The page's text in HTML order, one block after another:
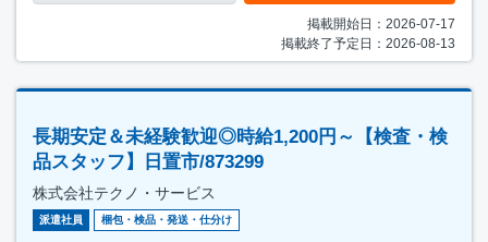
掲載開始日：2026-07-17
掲載終了予定日：2026-08-13
長期安定＆未経験歓迎◎時給1,200円～【検査・検
品スタッフ】日置市/873299
株式会社テクノ・サービス
派遣社員 梱包・検品・発送・仕分け